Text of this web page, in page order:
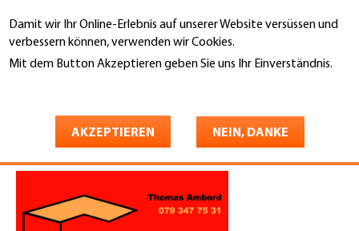
Damit wir Ihr Online-Erlebnis auf unserer Website versüssen und
verbessern können, verwenden wir Cookies.
Mit dem Button Akzeptieren geben Sie uns Ihr Einverständnis.
AKZEPTIEREN NEIN, DANKE
zum
Inhalt
Ambord Etanchéités Sàrl